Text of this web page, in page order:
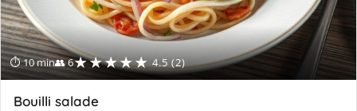
⏱ 10 min👥 6★★★★★ 4.5 (2)
Bouilli salade